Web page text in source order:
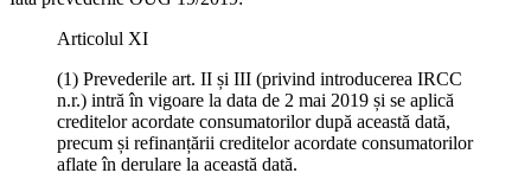
Articolul XI
(1) Prevederile art. II și III (privind introducerea IRCC
n.r.) intră în vigoare la data de 2 mai 2019 și se aplică
creditelor acordate consumatorilor după această dată,
precum și refinanțării creditelor acordate consumatorilor
aflate în derulare la această dată.